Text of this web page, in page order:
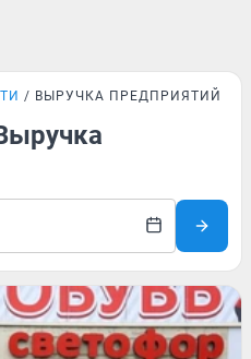
ВЫРУЧКА ПРЕДПРИЯТИЙ